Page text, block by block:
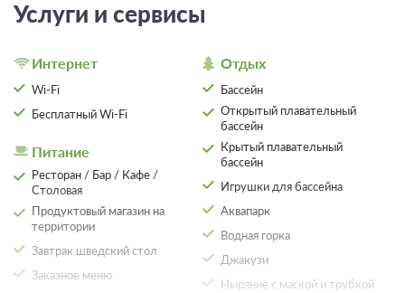
Услуги и сервисы
Интернет
Wi-Fi
Бесплатный Wi-Fi
Питание
Ресторан / Бар / Кафе /
Столовая
Продуктовый магазин на
территории
Завтрак шведский стол
Заказное меню
Отдых
Бассейн
Открытый плавательный
бассейн
Крытый плавательный
бассейн
Игрушки для бассейна
Аквапарк
Водная горка
Джакузи
Ныряние с маской и трубкой